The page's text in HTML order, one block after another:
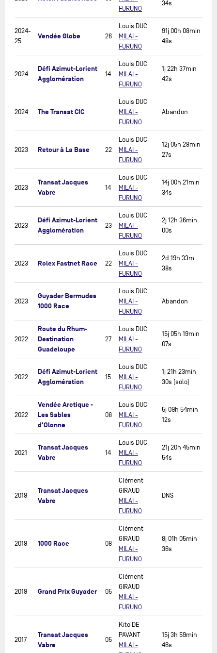
FURUNO
34s
2024-
25
Vendée Globe 26
Louis DUC
MILAI -
FURUNO
91j 00h 08min
48s
2024
Défi Azimut-Lorient
Agglomération
14
Louis DUC
MILAI -
FURUNO
1j 22h 37min
42s
2024 The Transat CIC
Louis DUC
MILAI -
FURUNO
Abandon
2023 Retour à La Base 22
Louis DUC
MILAI -
FURUNO
12j 05h 28min
27s
2023
Transat Jacques
Vabre
14
Louis DUC
MILAI -
FURUNO
14j 00h 21min
34s
2023
Défi Azimut-Lorient
Agglomération
23
Louis DUC
MILAI -
FURUNO
2j 12h 36min
00s
2023 Rolex Fastnet Race 22
Louis DUC
MILAI -
FURUNO
2d 19h 33m
38s
2023
Guyader Bermudes
1000 Race
Louis DUC
MILAI -
FURUNO
Abandon
2022
Route du Rhum-
Destination
Guadeloupe
27
Louis DUC
MILAI -
FURUNO
15j 05h 19min
07s
2022
Défi Azimut-Lorient
Agglomération
15
Louis DUC
MILAI -
FURUNO
1j 21h 23min
30s (solo)
2022
Vendée Arctique -
Les Sables
d'Olonne
08
Louis DUC
MILAI -
FURUNO
5j 09h 54min
12s
2021
Transat Jacques
Vabre
14
Louis DUC
MILAI -
FURUNO
21j 20h 45min
54s
2019
Transat Jacques
Vabre
Clément
GIRAUD
MILAI -
FURUNO
DNS
2019 1000 Race 08
Clément
GIRAUD
MILAI -
FURUNO
8j 01h 05min
36s
2019 Grand Prix Guyader 05
Clément
GIRAUD
MILAI -
FURUNO
2017
Transat Jacques
Vabre
05
Kito DE
PAVANT
MILAI -
15j 3h 59min
46s